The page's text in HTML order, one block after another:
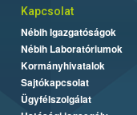
Kapcsolat
Nébih Igazgatóságok
Nébih Laboratóriumok
Kormányhivatalok
Sajtókapcsolat
Ügyfélszolgálat